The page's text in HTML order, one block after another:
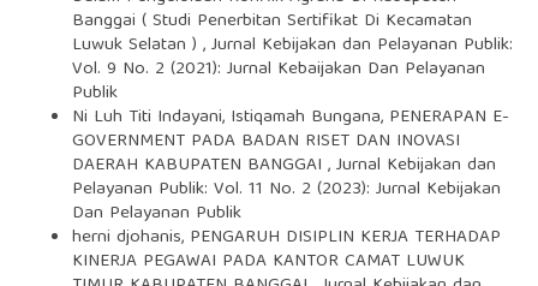
Banggai ( Studi Penerbitan Sertifikat Di Kecamatan
Luwuk Selatan ) ,Jurnal Kebijakan dan Pelayanan Publik:
Vol. 9 No. 2 (2021): Jurnal Kebaijakan Dan Pelayanan
Publik
Ni Luh Titi Indayani, Istiqamah Bungana, PENERAPAN E-
GOVERNMENT PADA BADAN RISET DAN INOVASI
DAERAH KABUPATEN BANGGAI ,Jurnal Kebijakan dan
Pelayanan Publik: Vol. 11 No. 2 (2023): Jurnal Kebijakan
Dan Pelayanan Publik
herni djohanis, PENGARUH DISIPLIN KERJA TERHADAP
KINERJA PEGAWAI PADA KANTOR CAMAT LUWUK